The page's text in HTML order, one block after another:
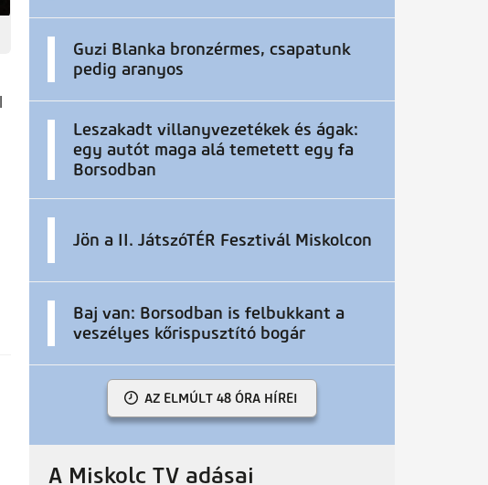
Guzi Blanka bronzérmes, csapatunk
pedig aranyos
Leszakadt villanyvezetékek és ágak:
egy autót maga alá temetett egy fa
Borsodban
Jön a II. JátszóTÉR Fesztivál Miskolcon
Baj van: Borsodban is felbukkant a
veszélyes kőrispusztító bogár
AZ ELMÚLT 48 ÓRA HÍREI
A Miskolc TV adásai